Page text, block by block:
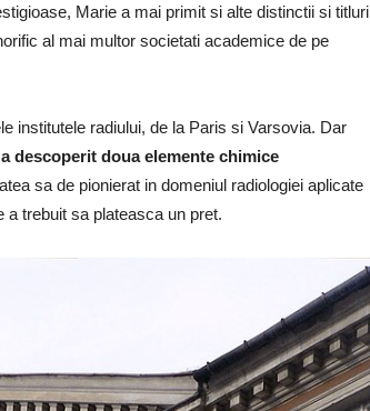
Marie a mai primit si alte distinctii si titluri
al mai multor societati academice de pe
institutele radiului, de la Paris si Varsovia. Dar
descoperit doua elemente chimice
sa de pionierat in domeniul radiologiei aplicate
trebuit sa plateasca un pret.